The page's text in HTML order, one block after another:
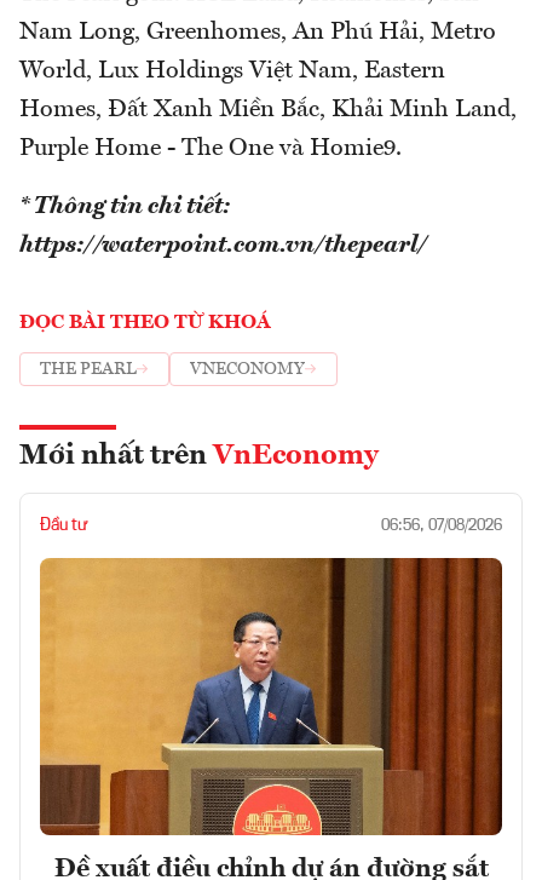
Nam Long, Greenhomes, An Phú Hải, Metro
World, Lux Holdings Việt Nam, Eastern
Homes, Đất Xanh Miền Bắc, Khải Minh Land,
Purple Home - The One và Homie9.
* Thông tin chi tiết:
https://waterpoint.com.vn/thepearl/
ĐỌC BÀI THEO TỪ KHOÁ
THE PEARL VNECONOMY
Mới nhất trên VnEconomy
Đầu tư 06:56, 07/08/2026
Đề xuất điều chỉnh dự án đường sắt